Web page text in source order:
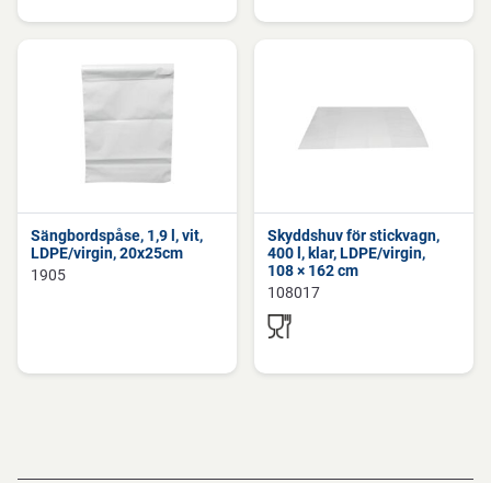
Sängbordspåse, 1,9 l, vit,
LDPE/virgin, 20x25cm
1905
Skyddshuv för stickvagn,
400 l, klar, LDPE/virgin,
108 × 162 cm
108017